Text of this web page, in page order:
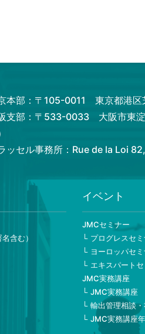
本部：〒105-0011 東京都港区
支部：〒533-0033 大阪市東淀
ッセル事務所：Rue de la Loi
含む）
イベント
JMCセミナー
プログレスセ
ヨーロッパセ
エキスパート
JMC実務講座
JMC実務講座
輸出管理相談
JMC実務講座